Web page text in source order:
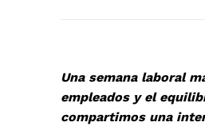
Una semana laboral
empleados y el
compartimos una